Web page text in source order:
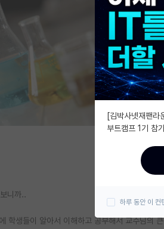
니까..
생들이 알아서 이해하고 공부해서 교수님의
[김박사넷재팬
부트캠프 1기 참
하루 동안 이 컨